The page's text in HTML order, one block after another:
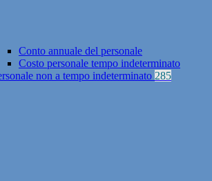
Conto annuale del personale
Costo personale tempo indeterminato
non a tempo indeterminato 285